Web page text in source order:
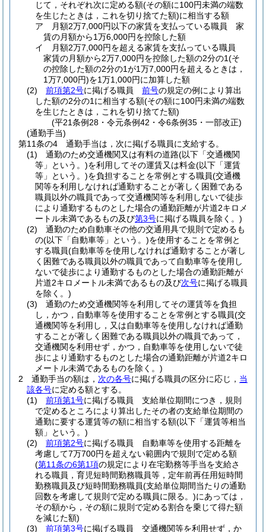
じて，それぞれ次に定める額(その額に100円未満の端数
を生じたときは，これを切り捨てた額)に相当する額
ア
月額2万7,000円以下の家賃を支払っている職員 家
賃の月額から1万6,000円を控除した額
イ
月額2万7,000円を超える家賃を支払っている職員
家賃の月額から2万7,000円を控除した額の2分の1(そ
の控除した額の2分の1が1万7,000円を超えるときは，
1万7,000円)を1万1,000円に加算した額
(2)
前項第2号に掲げる職員 前号の規定の例により算出
した額の2分の1に相当する額(その額に100円未満の端数
を生じたときは，これを切り捨てた額)
(平21条例28・令元条例42・令6条例35・一部改正)
(通勤手当)
第11条の4
通勤手当は，次に掲げる職員に支給する。
(1)
通勤のため交通機関又は有料の道路(以下「交通機関
等」という。)を利用してその運賃又は料金(以下「運賃
等」という。)を負担することを常例とする職員(交通機
関等を利用しなければ通勤することが著しく困難である
職員以外の職員であって交通機関等を利用しないで徒歩
により通勤するものとした場合の通勤距離が片道2キロメ
ートル未満であるもの及び第3号に掲げる職員を除く。)
(2)
通勤のため自動車その他の交通用具で規則で定めるも
の(以下「自動車等」という。)を使用することを常例と
する職員(自動車等を使用しなければ通勤することが著し
く困難である職員以外の職員であって自動車等を使用し
ないで徒歩により通勤するものとした場合の通勤距離が
片道2キロメートル未満であるもの及び次号に掲げる職員
を除く。)
(3)
通勤のため交通機関等を利用してその運賃等を負担
し，かつ，自動車等を使用することを常例とする職員(交
通機関等を利用し，又は自動車等を使用しなければ通勤
することが著しく困難である職員以外の職員であって，
交通機関を利用せず，かつ，自動車等を使用しないで徒
歩により通勤するものとした場合の通勤距離が片道2キロ
メートル未満であるものを除く。)
2
通勤手当の額は， 次の各号に掲げる職員の区分に応じ， 当
該各号に定める額とする。
(1)
前項第1号に掲げる職員 支給単位期間につき，規則
で定めるところにより算出したその者の支給単位期間の
通勤に要する運賃等の額に相当する額(以下「運賃等相当
額」という。)
(2)
前項第2号に掲げる職員 自動車等を使用する距離を
考慮して7万700円を超えない範囲内で規則で定める額
(第11条の6第1項の規定により在宅勤務等手当を支給さ
れる職員，育児短時間勤務職員等，定年前再任用短時間
勤務職員及び短時間勤務職員(支給単位期間当たりの通勤
回数を考慮して規則で定める職員に限る。)にあっては，
その額から，その額に規則で定める割合を乗じて得た額
を減じた額)
(3)
前項第3号に掲げる職員 交通機関等を利用せず，か